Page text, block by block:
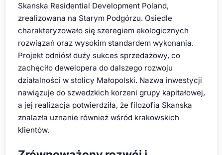
Skanska Residential Development Poland,
zrealizowana na Starym Podgórzu. Osiedle
charakteryzowało się szeregiem ekologicznych
rozwiązań oraz wysokim standardem wykonania.
Projekt odniósł duży sukces sprzedażowy, co
zachęciło dewelopera do dalszego rozwoju
działalności w stolicy Małopolski. Nazwa inwestycji
nawiązuje do szwedzkich korzeni grupy kapitałowej,
a jej realizacja potwierdziła, że filozofia Skanska
znalazła uznanie również wśród krakowskich
klientów.